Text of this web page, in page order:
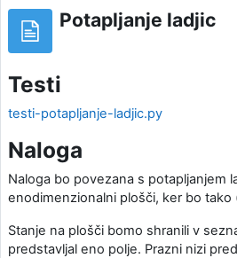
Potapljanje ladjic
Testi
testi-potapljanje-ladjic.py
Naloga
Naloga bo povezana s potapljanjem
enodimenzionalni plošči, ker bo tako
Stanje na plošči bomo shranili v
predstavljal eno polje. Prazni nizi